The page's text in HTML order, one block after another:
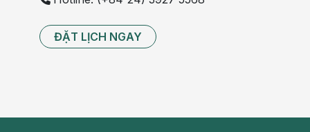
ĐẶT LỊCH NGAY